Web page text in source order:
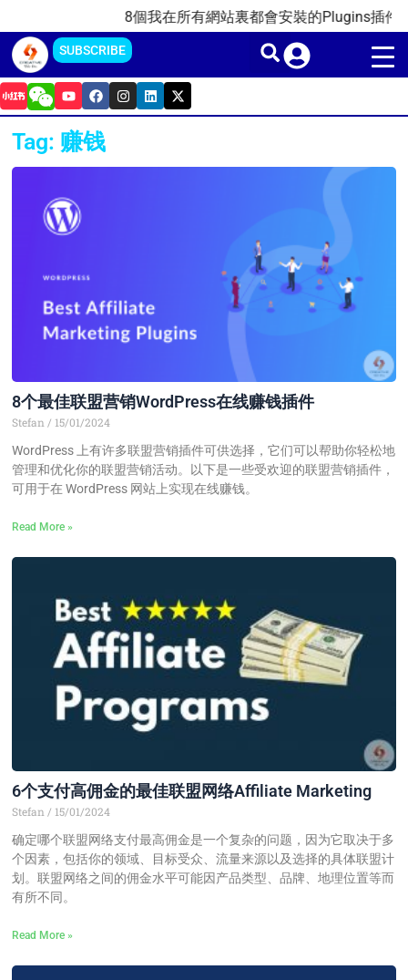
content
8個我在所有網站裏都會安裝的Plugins插件
SUBSCRIBE
Y
o
u
t
u
b
e
F
a
c
e
b
o
o
I
n
s
r
L
i
n
i
X
-
t
t
Tag: 赚钱
8个最佳联盟营销WordPress在线赚钱插件
Stefan
15/01/2024
WordPress 上有许多联盟营销插件可供选择，它们可以帮助你轻松地
管理和优化你的联盟营销活动。以下是一些受欢迎的联盟营销插件，
可用于在 WordPress 网站上实现在线赚钱。
Read More »
6个支付高佣金的最佳联盟网络Affiliate Marketing
Stefan 15/01/2024
确定哪个联盟网络支付最高佣金是一个复杂的问题，因为它取决于多
个因素，包括你的领域、目标受众、流量来源以及选择的具体联盟计
划。联盟网络之间的佣金水平可能因产品类型、品牌、地理位置等而
有所不同。
Read More »